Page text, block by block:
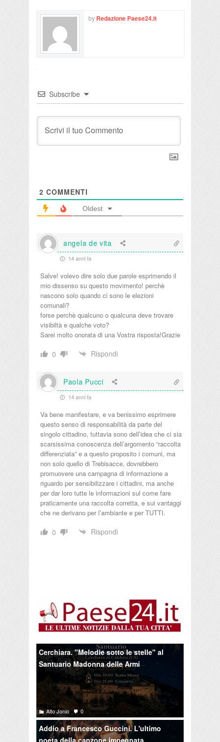
by Redazione Paese24.it
Subscribe
2 COMMENTI
Oldest
angela de vita
14 anni fa
Salve! volevo dire solo due parole esprimendo il
mio dissenso su questo movimento! perchè
nascono solo quando ci sono le elezioni
comunali?
forse perchè qualcuno o qualcuna deve trovare
visibiltà e qualche voto?
Sarei molto onorata di una Vostra risposta!Grazie
0 Rispondi
Paola Pucci
14 anni fa
Va bene manifestare, e va benissimo esprimere
questo senso di responsabilità da parte del
singolo cittadino, tuttavia sono dell’idea che ci sia
scarsissima conoscenza dell’argomento “raccolta
differenziata” e a questo proposito i comuni, ma
non solo quello di Trebisacce, dovrebbero
promuovere una campagna di informazione a
riguardo per sensibilizzare i cittadini, ma anche
per dar loro tutte le informazioni sul come fare
praticamente una raccolta corretta, e sui vantaggi
che ne derivano per l’ambiante e per TUTTI.
0 Rispondi
Cerchiara. "Melodie sotto le stelle" al
Santuario Madonna delle Armi
Alto Jonio 0
Addio a Francesco Guccini. L'ultimo
poeta della canzone impegnata